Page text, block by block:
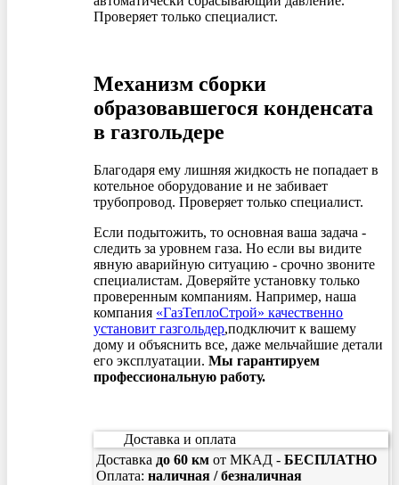
Проверяет только специалист.
Механизм сборки
образовавшегося конденсата
в газгольдере
Благодаря ему лишняя жидкость не попадает в
котельное оборудование и не забивает
трубопровод. Проверяет только специалист.
Если подытожить, то основная ваша задача -
следить за уровнем газа. Но если вы видите
явную аварийную ситуацию - срочно звоните
специалистам. Доверяйте установку только
проверенным компаниям. Например, наша
компания «ГазТеплоСтрой» качественно
установит газгольдер,подключит к вашему
дому и объяснить все, даже мельчайшие детали
его эксплуатации.Мы гарантируем
профессиональную работу.
Доставка и оплата
Доставка до 60 км от МКАД -БЕСПЛАТНО
Оплата:наличная / безналичная